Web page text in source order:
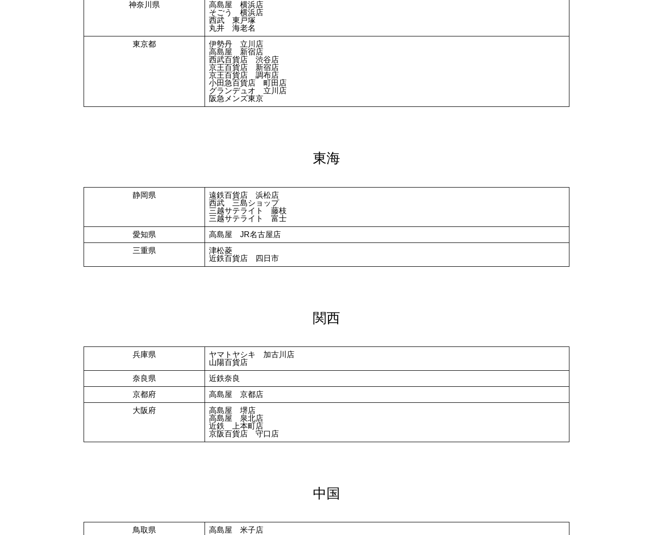
神奈川県
高島屋 横浜店
そごう 横浜店
西武 東戸塚
丸井 海老名
東京都
伊勢丹 立川店
高島屋 新宿店
西武百貨店 渋谷店
京王百貨店 新宿店
京王百貨店 調布店
小田急百貨店 町田店
グランデュオ 立川店
阪急メンズ東京
東海
静岡県
遠鉄百貨店 浜松店
西武 三島ショップ
三越サテライト 藤枝
三越サテライト 富士
愛知県
高島屋 JR名古屋店
三重県
津松菱
近鉄百貨店 四日市
関西
兵庫県
ヤマトヤシキ 加古川店
山陽百貨店
奈良県
近鉄奈良
京都府
高島屋 京都店
大阪府
高島屋 堺店
高島屋 泉北店
近鉄 上本町店
京阪百貨店 守口店
中国
鳥取県 高島屋 米子店